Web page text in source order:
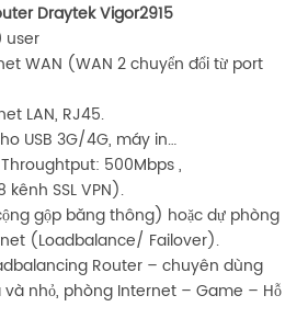
Draytek Vigor2915
user
WAN (WAN 2 chuyển đổi từ port
LAN, RJ45.
USB 3G/4G, máy in…
500Mbps ,
kênh SSL VPN).
gộp băng thông) hoặc dự phòng
(Loadbalance/ Failover).
Router – chuyên dùng
nhỏ, phòng Internet – Game – Hỗ